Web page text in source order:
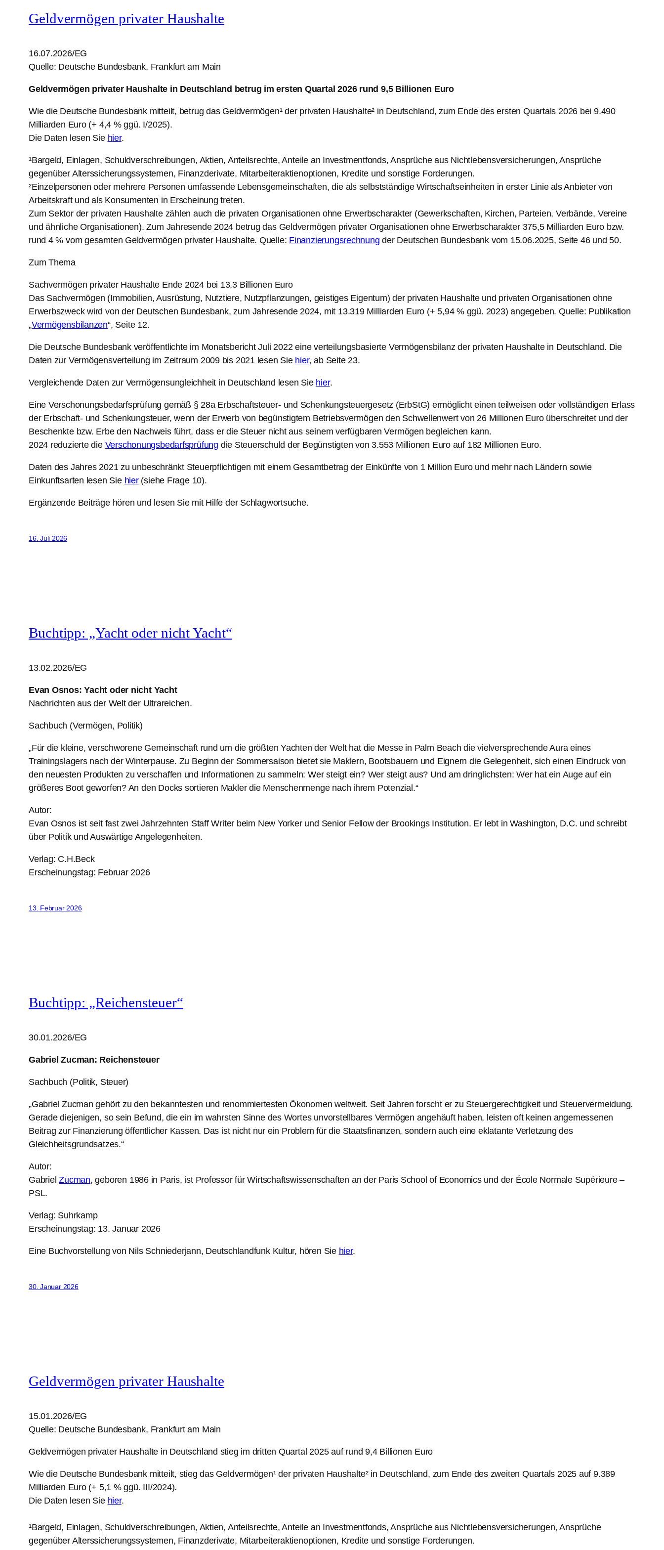
Geldvermögen privater Haushalte
16.07.2026/EG
Quelle: Deutsche Bundesbank, Frankfurt am Main
Geldvermögen privater Haushalte in Deutschland betrug im ersten Quartal 2026 rund 9,5 Billionen Euro
Wie die Deutsche Bundesbank mitteilt, betrug das Geldvermögen¹ der privaten Haushalte² in Deutschland, zum Ende des ersten Quartals 2026 bei 9.490
Milliarden Euro (+ 4,4 % ggü. I/2025).
Die Daten lesen Sie hier.
¹Bargeld, Einlagen, Schuldverschreibungen, Aktien, Anteilsrechte, Anteile an Investmentfonds, Ansprüche aus Nichtlebensversicherungen, Ansprüche
gegenüber Alterssicherungssystemen, Finanzderivate, Mitarbeiteraktienoptionen, Kredite und sonstige Forderungen.
²Einzelpersonen oder mehrere Personen umfassende Lebensgemeinschaften, die als selbstständige Wirtschaftseinheiten in erster Linie als Anbieter von
Arbeitskraft und als Konsumenten in Erscheinung treten.
Zum Sektor der privaten Haushalte zählen auch die privaten Organisationen ohne Erwerbscharakter (Gewerkschaften, Kirchen, Parteien, Verbände, Vereine
und ähnliche Organisationen). Zum Jahresende 2024 betrug das Geldvermögen privater Organisationen ohne Erwerbscharakter 375,5 Milliarden Euro bzw.
rund 4 % vom gesamten Geldvermögen privater Haushalte. Quelle: Finanzierungsrechnung der Deutschen Bundesbank vom 15.06.2025, Seite 46 und 50.
Zum Thema
Sachvermögen privater Haushalte Ende 2024 bei 13,3 Billionen Euro
Das Sachvermögen (Immobilien, Ausrüstung, Nutztiere, Nutzpflanzungen, geistiges Eigentum) der privaten Haushalte und privaten Organisationen ohne
Erwerbszweck wird von der Deutschen Bundesbank, zum Jahresende 2024, mit 13.319 Milliarden Euro (+ 5,94 % ggü. 2023) angegeben. Quelle: Publikation
„Vermögensbilanzen“, Seite 12.
Die Deutsche Bundesbank veröffentlichte im Monatsbericht Juli 2022 eine verteilungsbasierte Vermögensbilanz der privaten Haushalte in Deutschland. Die
Daten zur Vermögensverteilung im Zeitraum 2009 bis 2021 lesen Sie hier, ab Seite 23.
Vergleichende Daten zur Vermögensungleichheit in Deutschland lesen Sie hier.
Eine Verschonungsbedarfsprüfung gemäß § 28a Erbschaftsteuer- und Schenkungsteuergesetz (ErbStG) ermöglicht einen teilweisen oder vollständigen Erlass
der Erbschaft- und Schenkungsteuer, wenn der Erwerb von begünstigtem Betriebsvermögen den Schwellenwert von 26 Millionen Euro überschreitet und der
Beschenkte bzw. Erbe den Nachweis führt, dass er die Steuer nicht aus seinem verfügbaren Vermögen begleichen kann.
2024 reduzierte die Verschonungsbedarfsprüfung die Steuerschuld der Begünstigten von 3.553 Millionen Euro auf 182 Millionen Euro.
Daten des Jahres 2021 zu unbeschränkt Steuerpflichtigen mit einem Gesamtbetrag der Einkünfte von 1 Million Euro und mehr nach Ländern sowie
Einkunftsarten lesen Sie hier(siehe Frage 10).
Ergänzende Beiträge hören und lesen Sie mit Hilfe der Schlagwortsuche.
16. Juli 2026
Buchtipp: „Yacht oder nicht Yacht“
13.02.2026/EG
Evan Osnos: Yacht oder nicht Yacht
Nachrichten aus der Welt der Ultrareichen.
Sachbuch (Vermögen, Politik)
„Für die kleine, verschworene Gemeinschaft rund um die größten Yachten der Welt hat die Messe in Palm Beach die vielversprechende Aura eines
Trainingslagers nach der Winterpause. Zu Beginn der Sommersaison bietet sie Maklern, Bootsbauern und Eignern die Gelegenheit, sich einen Eindruck von
den neuesten Produkten zu verschaffen und Informationen zu sammeln: Wer steigt ein? Wer steigt aus? Und am dringlichsten: Wer hat ein Auge auf ein
größeres Boot geworfen? An den Docks sortieren Makler die Menschenmenge nach ihrem Potenzial.“
Autor:
Evan Osnos ist seit fast zwei Jahrzehnten Staff Writer beim New Yorker und Senior Fellow der Brookings Institution. Er lebt in Washington, D.C. und schreibt
über Politik und Auswärtige Angelegenheiten.
Verlag: C.H.Beck
Erscheinungstag: Februar 2026
13. Februar 2026
Buchtipp: „Reichensteuer“
30.01.2026/EG
Gabriel Zucman: Reichensteuer
Sachbuch (Politik, Steuer)
„Gabriel Zucman gehört zu den bekanntesten und renommiertesten Ökonomen weltweit. Seit Jahren forscht er zu Steuergerechtigkeit und Steuervermeidung.
Gerade diejenigen, so sein Befund, die ein im wahrsten Sinne des Wortes unvorstellbares Vermögen angehäuft haben, leisten oft keinen angemessenen
Beitrag zur Finanzierung öffentlicher Kassen. Das ist nicht nur ein Problem für die Staatsfinanzen, sondern auch eine eklatante Verletzung des
Gleichheitsgrundsatzes.“
Autor:
GabrielZucman, geboren 1986 in Paris, ist Professor für Wirtschaftswissenschaften an der Paris School of Economics und der École Normale Supérieure –
PSL.
Verlag: Suhrkamp
Erscheinungstag: 13. Januar 2026
Eine Buchvorstellung von Nils Schniederjann, Deutschlandfunk Kultur, hören Sie hier.
30. Januar 2026
Geldvermögen privater Haushalte
15.01.2026/EG
Quelle: Deutsche Bundesbank, Frankfurt am Main
Geldvermögen privater Haushalte in Deutschland stieg im dritten Quartal 2025 auf rund 9,4 Billionen Euro
Wie die Deutsche Bundesbank mitteilt, stieg das Geldvermögen¹ der privaten Haushalte² in Deutschland, zum Ende des zweiten Quartals 2025 auf 9.389
Milliarden Euro (+ 5,1 % ggü. III/2024).
Die Daten lesen Sie hier.
¹Bargeld, Einlagen, Schuldverschreibungen, Aktien, Anteilsrechte, Anteile an Investmentfonds, Ansprüche aus Nichtlebensversicherungen, Ansprüche
gegenüber Alterssicherungssystemen, Finanzderivate, Mitarbeiteraktienoptionen, Kredite und sonstige Forderungen.